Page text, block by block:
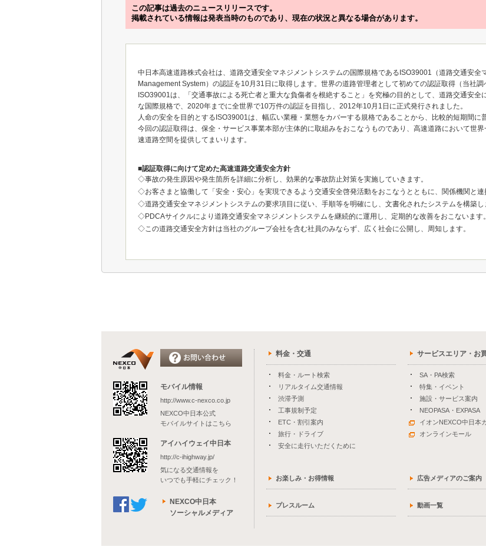
この記事は過去のニュースリリースです。
掲載されている情報は発表当時のものであり、現在の状況と異なる場合があります。
中日本高速道路株式会社は、道路交通安全マネジメントシステムの国際規格であるISO39001（道路交通安全
Management System）の認証を10月31日に取得します。世界の道路管理者として初めての認証取得（当社調
ISO39001は、「交通事故による死亡者と重大な負傷者を根絶すること」を究極の目的として、道路交通安
な国際規格で、2020年までに全世界で10万件の認証を目指し、2012年10月1日に正式発行されました。
人命の安全を目的とするISO39001は、幅広い業種・業態をカバーする規格であることから、比較的短期間に
今回の認証取得は、保全・サービス事業本部が主体的に取組みをおこなうものであり、高速道路において世
速道路空間を提供してまいります。
■認証取得に向けて定めた高速道路交通安全方針
◇事故の発生原因や発生箇所を詳細に分析し、効果的な事故防止対策を実施していきます。
◇お客さまと協働して「安全・安心」を実現できるよう交通安全啓発活動をおこなうとともに、関係機関と連
◇道路交通安全マネジメントシステムの要求項目に従い、手順等を明確にし、文書化されたシステムを構築し
◇PDCAサイクルにより道路交通安全マネジメントシステムを継続的に運用し、定期的な改善をおこないます。
◇この道路交通安全方針は当社のグループ会社を含む社員のみならず、広く社会に公開し、周知します。
モバイル情報
http://www.c-nexco.co.jp
NEXCO中日本公式
モバイルサイトはこちら
アイハイウェイ中日本
http://c-ihighway.jp/
気になる交通情報を
いつでも手軽にチェック！
NEXCO中日本
ソーシャルメディア
料金・交通
料金・ルート検索
リアルタイム交通情報
渋滞予測
工事規制予定
ETC・割引案内
旅行・ドライブ
安全に走行いただくために
サービスエリア・お
SA・PA検索
特集・イベント
施設・サービス案内
NEOPASA・EXPASA
イオンNEXCO中日本
オンラインモール
お楽しみ・お得情報 広告メディアのご案内
プレスルーム 動画一覧